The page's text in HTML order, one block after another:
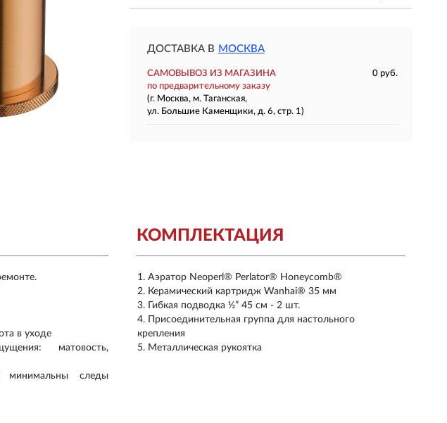
ДОСТАВКА В МОСКВА
САМОВЫВОЗ ИЗ МАГАЗИНА
0 руб.
по предварительному заказу
(г. Москва, м. Таганская,
ул. Большие Каменщики, д. 6, стр. 1)
КОМПЛЕКТАЦИЯ
Аэратор Neoperl® Perlator® Honeycomb®
Керамический картридж Wanhai® 35 мм
Гибкая подводка ½” 45 см - 2 шт.
Присоединительная группа для настольного
крепления
Металлическая рукоятка
в уходе
матовость,
следы